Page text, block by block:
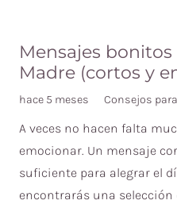
Mensajes
Madre (cortos y
hace 5 meses Consejos
A veces no hacen falta
emocionar. Un mensaje
suficiente para alegrar el
encontrarás una